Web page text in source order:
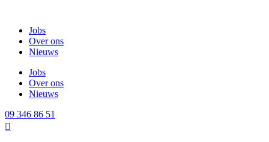
inhoud
Jobs
Over ons
Nieuws
Jobs
Over ons
Nieuws
09 346 86 51